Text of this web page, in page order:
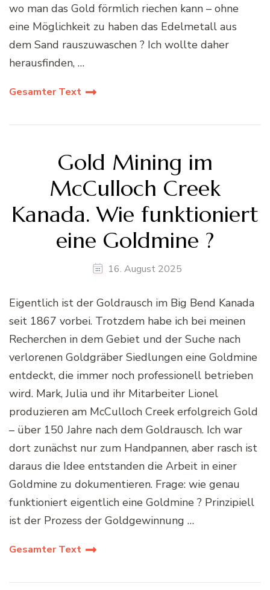
wo man das Gold förmlich riechen kann – ohne
eine Möglichkeit zu haben das Edelmetall aus
dem Sand rauszuwaschen ? Ich wollte daher
herausfinden, …
Gesamter Text
Gold Mining im
McCulloch Creek
Kanada. Wie funktioniert
eine Goldmine ?
16. August 2025
Eigentlich ist der Goldrausch im Big Bend Kanada
seit 1867 vorbei. Trotzdem habe ich bei meinen
Recherchen in dem Gebiet und der Suche nach
verlorenen Goldgräber Siedlungen eine Goldmine
entdeckt, die immer noch professionell betrieben
wird. Mark, Julia und ihr Mitarbeiter Lionel
produzieren am McCulloch Creek erfolgreich Gold
– über 150 Jahre nach dem Goldrausch. Ich war
dort zunächst nur zum Handpannen, aber rasch ist
daraus die Idee entstanden die Arbeit in einer
Goldmine zu dokumentieren. Frage: wie genau
funktioniert eigentlich eine Goldmine ? Prinzipiell
ist der Prozess der Goldgewinnung …
Gesamter Text